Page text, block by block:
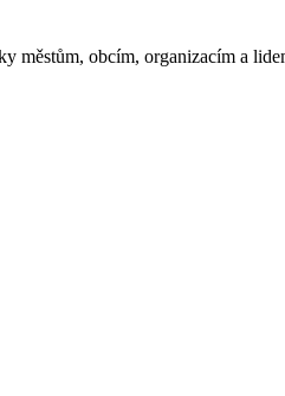
městům, obcím, organizacím a